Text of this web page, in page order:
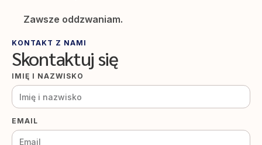
Zawsze oddzwaniam.
KONTAKT Z NAMI
Skontaktuj się
IMIĘ I NAZWISKO
EMAIL